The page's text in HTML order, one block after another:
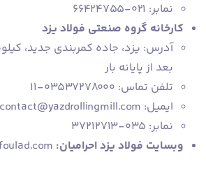
نمابر: ۰۲۱-۶۶۴۲۴۷۵۵
کارخانه گروه صنعتی فولاد یزد
بعد از پایانه بار
تلفن تماس: ۰۳۵۳۷۲۷۸۰۰۰-۱۱
ایمیل: contact@yazdrollingmill.com
نمابر: ۰۳۵-۳۷۲۱۲۷۱۳
وبسایت فولاد یزد احرامیان: